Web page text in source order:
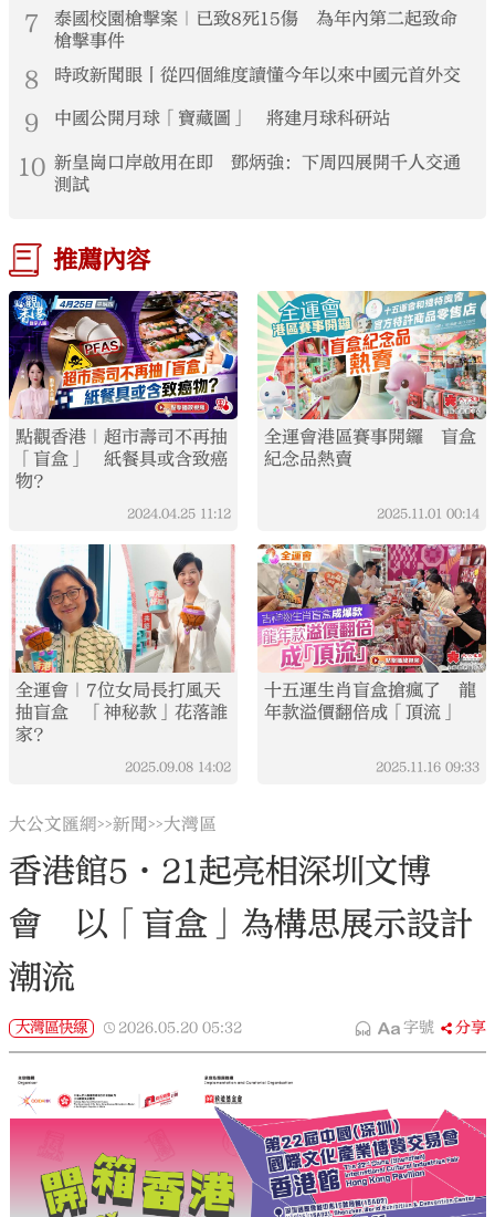
7
泰國校園槍擊案｜已致8死15傷 為年內第二起致命
槍擊事件
8 時政新聞眼丨從四個維度讀懂今年以來中國元首外交
9 中國公開月球「寶藏圖」 將建月球科研站
10 新皇崗口岸啟用在即 鄧炳強：下周四展開千人交通
測試
推薦內容
點觀香港｜超市壽司不再抽
「盲盒」 紙餐具或含致癌
物？
2024.04.25 11:12
全運會港區賽事開鑼 盲盒
紀念品熱賣
2025.11.01 00:14
全運會｜7位女局長打風天
抽盲盒 「神秘款」花落誰
家？
2025.09.08 14:02
十五運生肖盲盒搶瘋了 龍
年款溢價翻倍成「頂流」
2025.11.16 09:33
大公文匯網>>新聞>>大灣區
香港館5·21起亮相深圳文博
會 以「盲盒」為構思展示設計
潮流
大灣區快線 2026.05.20 05:32 字號 分享